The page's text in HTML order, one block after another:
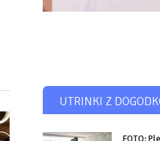
UTRINKI Z